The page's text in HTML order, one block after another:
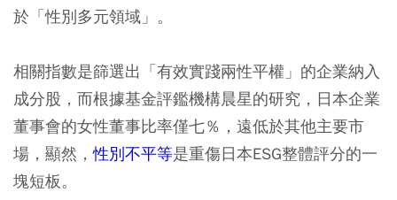
於「性別多元領域」。
相關指數是篩選出「有效實踐兩性平權」的企業納入
成分股，而根據基金評鑑機構晨星的研究，日本企業
董事會的女性董事比率僅七％，遠低於其他主要市
場，顯然，性別不平等是重傷日本ESG整體評分的一
塊短板。